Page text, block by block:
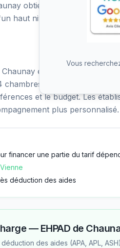
obtient une note de 5/5
haut niveau de satisfaction
est un établissement à
individuelles et 3
et le budget. Les
plus personnalisé.
financer une partie du tarif
Vienne
déduction des aides
— EHPAD de
des aides (APA, APL, ASH)
Vous